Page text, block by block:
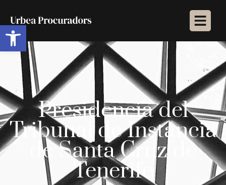
Abrir barra de herramientas
Presidencia del
Tribunal de Instancia
de Santa Cruz de
Tenerife